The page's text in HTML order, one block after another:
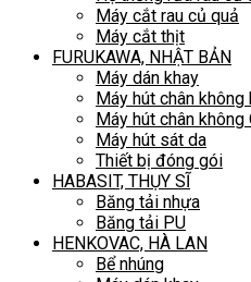
Máy cắt rau củ quả
Máy cắt thịt
FURUKAWA, NHẬT BẢN
Máy dán khay
Máy hút chân
Máy hút chân không
Máy hút sát da
Thiết bị đóng gói
HABASIT, THỤY SĨ
Băng tải nhựa
Băng tải PU
HENKOVAC, HÀ LAN
Bể nhúng